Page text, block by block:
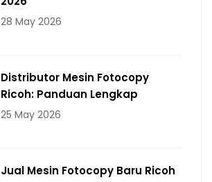
28 May 2026
Distributor Mesin Fotocopy
Ricoh: Panduan Lengkap
25 May 2026
Jual Mesin Fotocopy Baru Ricoh